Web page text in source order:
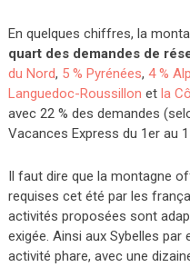
En quelques chiffres, la
quart des demandes de
du Nord, 5 % Pyrénées, 4 %
Languedoc-Roussillon et la
avec 22 % des demandes
Vacances Express du 1er au
Il faut dire que la montagne
requises cet été par les
activités proposées sont
exigée. Ainsi aux Sybelles par
activité phare, avec une